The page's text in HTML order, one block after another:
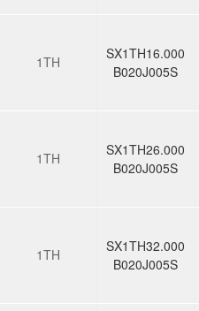
1TH
SX1TH16.000
B020J005S
1TH
SX1TH26.000
B020J005S
1TH
SX1TH32.000
B020J005S